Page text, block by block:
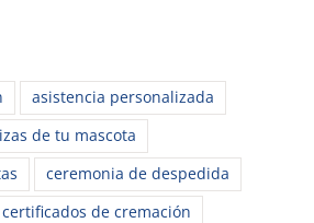
asistencia personalizada
de tu mascota
ceremonia de despedida
certificados de cremación